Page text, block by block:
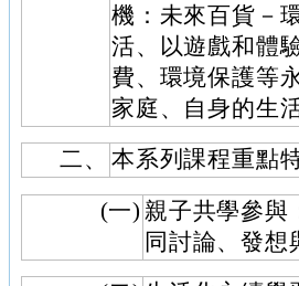
機：未來百貨－
活、以遊戲和體
費、環境保護等
家庭、自身的生
二、
本系列課程重點
(一) 親子共學參與
同討論、發